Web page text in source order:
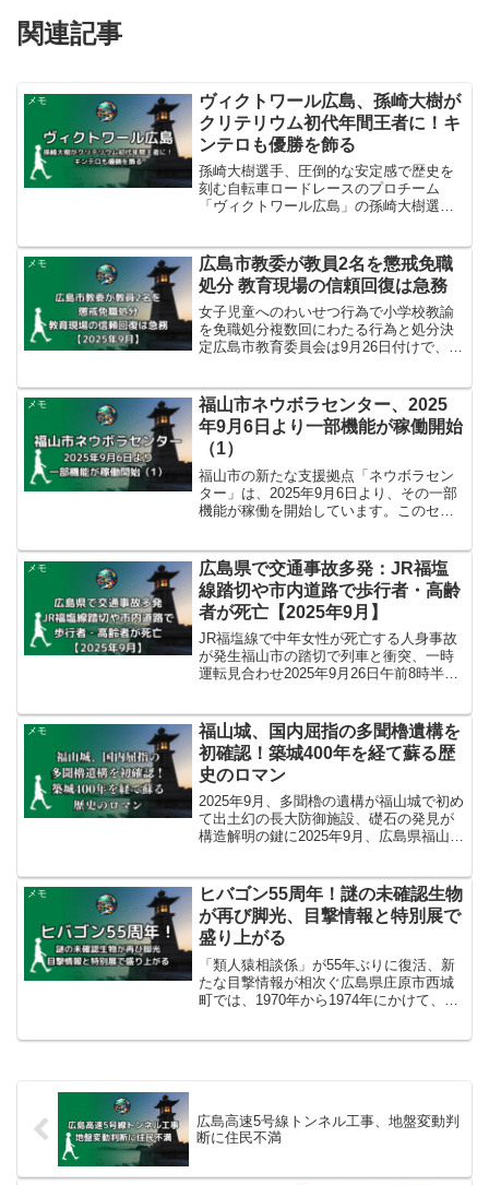
関連記事
メモ
ヴィクトワール広島、孫崎大樹が
クリテリウム初代年間王者に！キ
ンテロも優勝を飾る
孫崎大樹選手、圧倒的な安定感で歴史を
刻む自転車ロードレースのプロチーム
「ヴィクトワール広島」の孫崎大樹選手
年間総合優勝者という栄誉に輝きまし
た。移籍1年目ながら、3...
メモ
広島市教委が教員2名を懲戒免職
処分 教育現場の信頼回復は急務
女子児童へのわいせつ行為で小学校教諭
を免職処分複数回にわたる行為と処分決
定広島市教育委員会は9月26日付けで、勤
学校教諭（39歳）を懲戒免職処分にしま
した。被告は今年2...
メモ
福山市ネウボラセンター、2025
年9月6日より一部機能が稼働開始
（1）
福山市の新たな支援拠点「ネウボラセン
ター」は、2025年9月6日より、その一部
機能が稼働を開始しています。このセン
所事業を一体的に提供することを目的と
しています。特に...
メモ
広島県で交通事故多発：JR福塩
線踏切や市内道路で歩行者・高齢
者が死亡【2025年9月】
JR福塩線で中年女性が死亡する人身事故
が発生福山市の踏切で列車と衝突、一時
運転見合わせ2025年9月26日午前8時半ご
の下り普通列車（4両編成）と中年とみら
れる女性が...
メモ
福山城、国内屈指の多聞櫓遺構を
初確認！築城400年を経て蘇る歴
史のロマン
2025年9月、多聞櫓の遺構が福山城で初め
て出土幻の長大防御施設、礎石の発見が
構造解明の鍵に2025年9月、広島県福山市
が、発掘調査により初めて確認され、9月
26日に報道...
メモ
ヒバゴン55周年！謎の未確認生物
が再び脚光、目撃情報と特別展で
盛り上がる
「類人猿相談係」が55年ぶりに復活、新
たな目撃情報が相次ぐ広島県庄原市西城
町では、1970年から1974年にかけて、体
広島高速5号線トンネル工事、地盤変動判
断に住民不満